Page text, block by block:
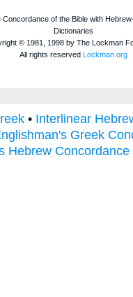
• Interlinear
Greek
Hebrew Concordance